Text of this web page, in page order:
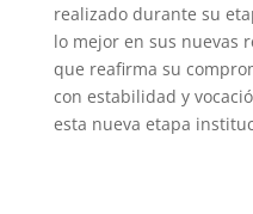
realizado durante su
lo mejor en sus nuevas
que reafirma su
con estabilidad y
esta nueva etapa